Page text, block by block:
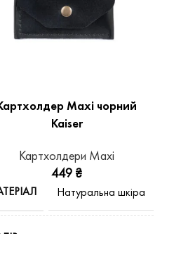
Maxi чорний
Kaiser
Картхолдери Maxi
449 ₴
Натуральна шкіра